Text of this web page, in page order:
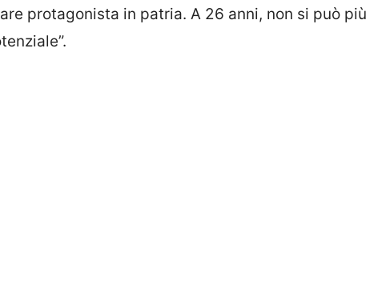
protagonista in patria. A 26 anni, non si può più